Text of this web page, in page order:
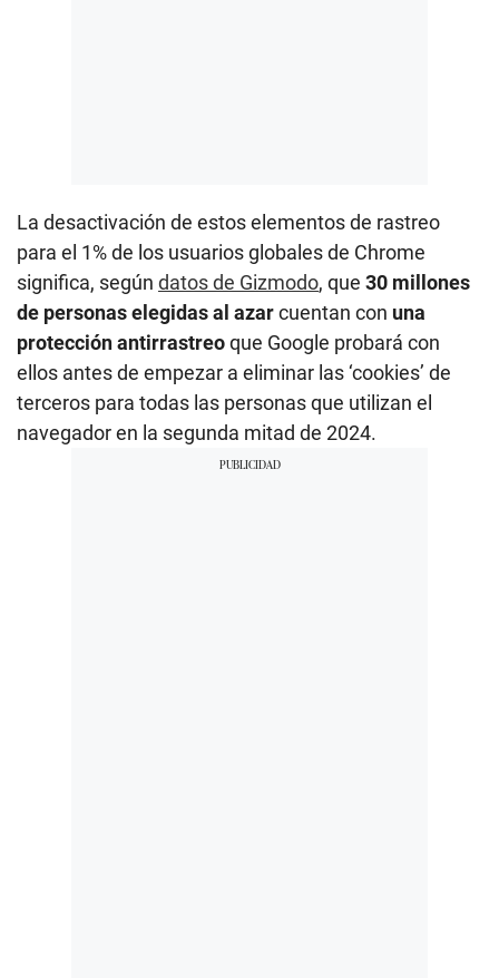
La desactivación de estos elementos de rastreo
para el 1% de los usuarios globales de Chrome
significa, según datos de Gizmodo, que 30 millones
de personas elegidas al azarcuentan con una
protección antirrastreoque Google probará con
ellos antes de empezar a eliminar las ‘cookies’ de
terceros para todas las personas que utilizan el
navegador en la segunda mitad de 2024.